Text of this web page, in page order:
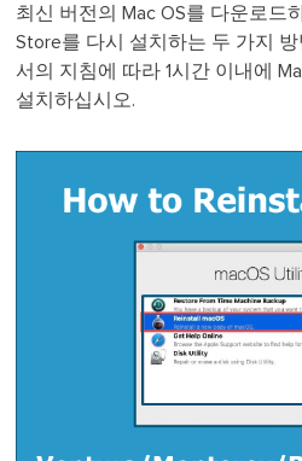
최신 버전의 Mac OS를 다운로드
Store를 다시 설치하는 두 가지
서의 지침에 따라 1시간 이내에
설치하십시오.